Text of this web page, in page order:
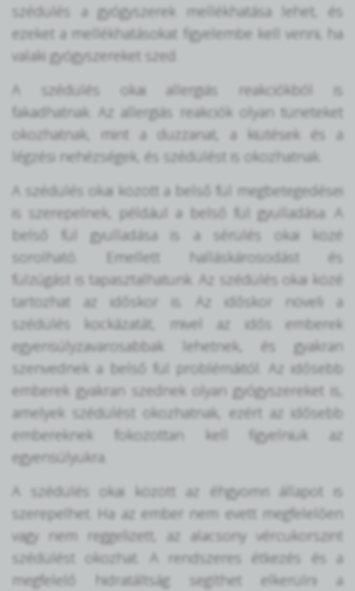
szédülés a gyógyszerek mellékhatása lehet, és
ezeket a mellékhatásokat figyelembe kell venni, ha
valaki gyógyszereket szed.
A szédülés okai allergiás reakciókból is
fakadhatnak. Az allergiás reakciók olyan tüneteket
okozhatnak, mint a duzzanat, a kiütések és a
légzési nehézségek, és szédülést is okozhatnak.
A szédülés okai között a belső fül megbetegedései
is szerepelnek, például a belső fül gyulladása. A
belső fül gyulladása is a sérülés okai közé
sorolható. Emellett halláskárosodást és
fülzúgást is tapasztalhatunk. Az szédülés okai közé
tartozhat az időskor is. Az időskor növeli a
szédülés kockázatát, mivel az idős emberek
egyensúlyzavarosabbak lehetnek, és gyakran
szenvednek a belső fül problémáitól. Az idősebb
emberek gyakran szednek olyan gyógyszereket is,
amelyek szédülést okozhatnak, ezért az idősebb
embereknek fokozottan kell figyelniük az
egyensúlyukra.
A szédülés okai között az éhgyomri állapot is
szerepelhet. Ha az ember nem evett megfelelően
vagy nem reggelizett, az alacsony vércukorszint
szédülést okozhat. A rendszeres étkezés és a
megfelelő hidratáltság segíthet elkerülni a